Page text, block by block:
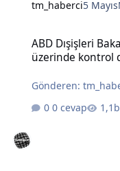
tm_haberci5 Mayıs
ABD Dışişleri
üzerinde kontrol
Gönderen:
0 cevap